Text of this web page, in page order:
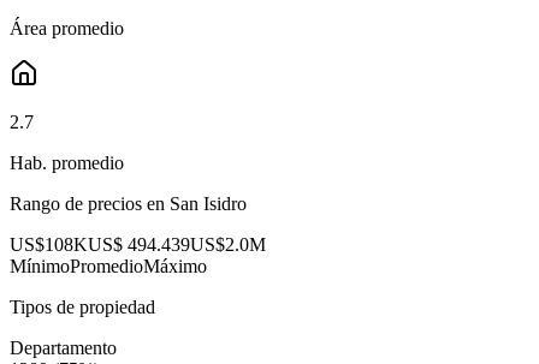
Área promedio
2.7
Hab. promedio
Rango de precios en San Isidro
US$108KUS$ 494.439US$2.0M
MínimoPromedioMáximo
Tipos de propiedad
Departamento